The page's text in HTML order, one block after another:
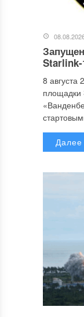
Starlink-
8 августа
Далее